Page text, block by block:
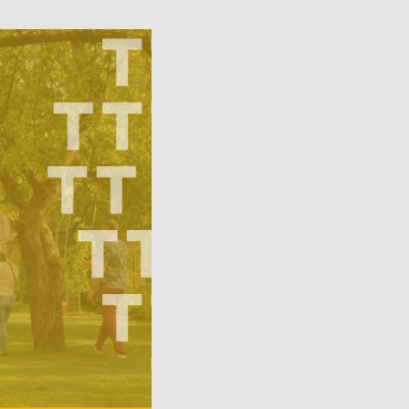
Tartu
Avatud:
Asukoht: